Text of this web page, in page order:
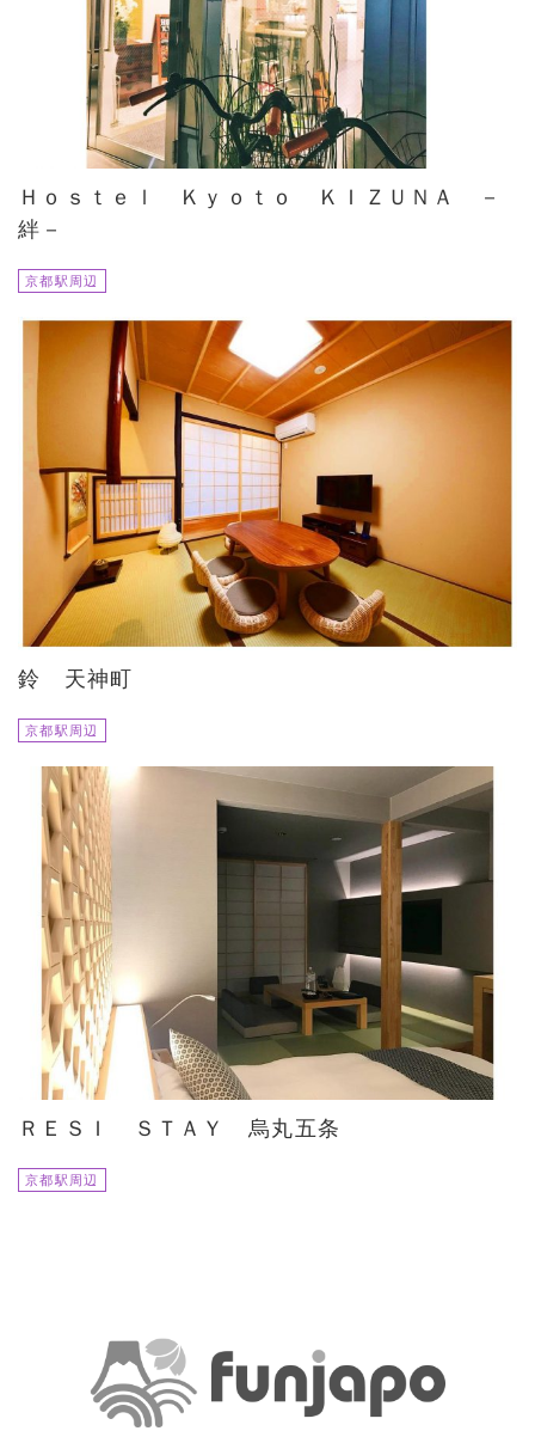
Ｈｏｓｔｅｌ Ｋｙｏｔｏ ＫＩＺＵＮＡ －
絆－
京都駅周辺
鈴 天神町
京都駅周辺
ＲＥＳＩ ＳＴＡＹ 烏丸五条
京都駅周辺